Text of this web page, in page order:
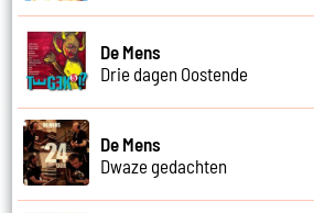
De Mens
Drie dagen Oostende
De Mens
Dwaze gedachten